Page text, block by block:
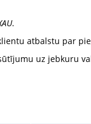
.
atbalstu par
uz jebkuru